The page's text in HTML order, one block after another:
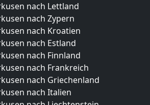
nach Lettland
nach Zypern
nach Kroatien
nach Estland
nach Finnland
nach Frankreich
nach Griechenland
nach Italien